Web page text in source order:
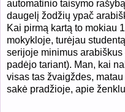
automatinio taisymo
daugelį žodžių ypač
Kai pirmą kartą to mokiau
mokykloje, turėjau
serijoje minimus
padėjo tariant). Man, kai
visas tas žvaigždes,
sakė pradžioje, apie